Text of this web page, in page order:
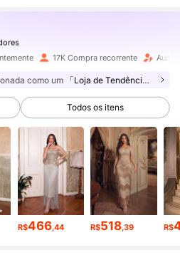
17K Compra recorrente
como um 「Loja de Tendências」
Todos os itens
R$466,44 R$518 ,39 R$